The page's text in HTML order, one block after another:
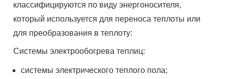
классифицируются по виду энергоносителя,
который используется для переноса теплоты или
для преобразования в теплоту:
Системы электрообогрева теплиц:
системы электрического теплого пола;